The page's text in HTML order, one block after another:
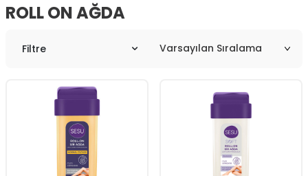
ROLL ON AĞDA
Filtre